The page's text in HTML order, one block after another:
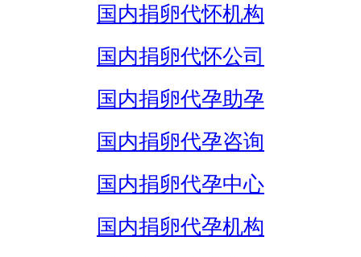
国内捐卵代怀机构
国内捐卵代怀公司
国内捐卵代孕助孕
国内捐卵代孕咨询
国内捐卵代孕中心
国内捐卵代孕机构